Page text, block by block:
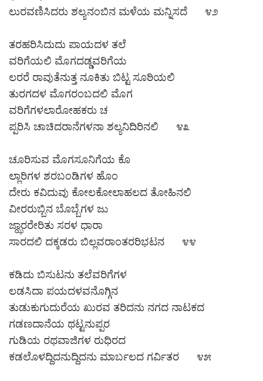
ಲುರವಣಿಸಿದರು ಶಲ್ಯನಂಬಿನ ಮಳೆಯ ಮನ್ನಿಸದೆ ೪೨
ತರಹರಿಸಿದುದು ಪಾಯದಳ ತಲೆ
ವರಿಗೆಯಲಿ ಮೊಗದಡ್ಡವರಿಗೆಯ
ಲರರೆ ರಾವುತೆನುತ್ತ ನೂಕಿತು ಬಿಟ್ಟ ಸೂಠಿಯಲಿ
ತುರಗದಳ ಮೊಗರಂಬದಲಿ ಮೊಗ
ವರಿಗೆಗಳಲಾರೋಹಕರು ಚ
ಪ್ಪರಿಸಿ ಚಾಚಿದರಾನೆಗಳನಾ ಶಲ್ಯನಿದಿರಿನಲಿ ೪೩
ಚೂರಿಸುವ ಮೊಗಸೂನಿಗೆಯ ಕೊ
ಲ್ಲಾರಿಗಳ ಶರಬಂಡಿಗಳ ಹೊಂ
ದೇರು ಕವಿದುವು ಕೋಲಕೋಲಾಹಲದ ತೋಹಿನಲಿ
ವೀರರುಬ್ಬಿನ ಬೊಬ್ಬೆಗಳ ಜು
ಜ್ಝಾರರೇರಿತು ಸರಳ ಧಾರಾ
ಸಾರದಲಿ ದಕ್ಕಡರು ಬಿಲ್ಲವರಾಂತರರಿಭಟನ ೪೪
ಕಡಿದು ಬಿಸುಟನು ತಲೆವರಿಗೆಗಳ
ಲಡಸಿದಾ ಪಯದಳವನೊಗ್ಗಿನ
ತುಡುಕುಗುದುರೆಯ ಖುರವ ತರಿದನು ನಗದ ನಾಟಕದ
ಗಡಣದಾನೆಯ ಥಟ್ಟನುಪ್ಪರ
ಗುಡಿಯ ರಥವಾಜಿಗಳ ರುಧಿರದ
ಕಡಲೊಳದ್ದಿದನುದ್ದಿದನು ಮಾರ್ಬಲದ ಗರ್ವಿತರ ೪೫